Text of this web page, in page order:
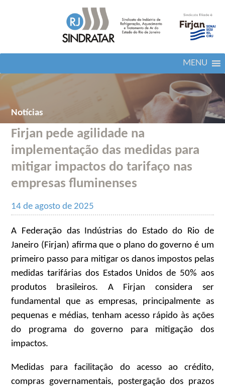
MENU
Notícias
Firjan pede agilidade na
implementação das medidas para
mitigar impactos do tarifaço nas
empresas fluminenses
14 de agosto de 2025
A Federação das Indústrias do Estado do Rio de
Janeiro (Firjan) afirma que o plano do governo é um
primeiro passo para mitigar os danos impostos pelas
medidas tarifárias dos Estados Unidos de 50% aos
produtos brasileiros. A Firjan considera ser
fundamental que as empresas, principalmente as
pequenas e médias, tenham acesso rápido às ações
do programa do governo para mitigação dos
impactos.
Medidas para facilitação do acesso ao crédito,
compras governamentais, postergação dos prazos